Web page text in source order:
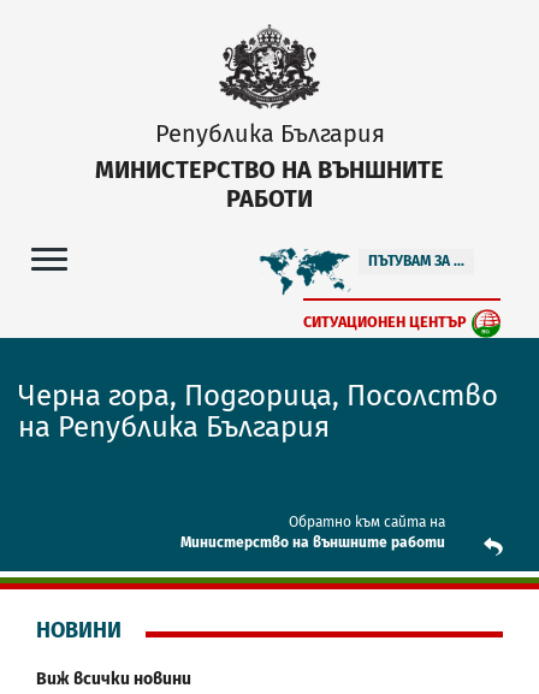
Република България
МИНИСТЕРСТВО НА ВЪНШНИТЕ
РАБОТИ
ПЪТУВАМ ЗА ...
СИТУАЦИОНЕН ЦЕНТЪР
Черна гора, Подгорица, Посолство
на Република България
Обратно към сайта на
Mинистерство на външните работи
НОВИНИ
Виж всички новини